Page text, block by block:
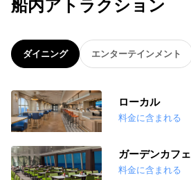
船内アトラクション
ダイニング エンターテインメント
ローカル
料金に含まれる
ガーデンカフェ
料金に含まれる